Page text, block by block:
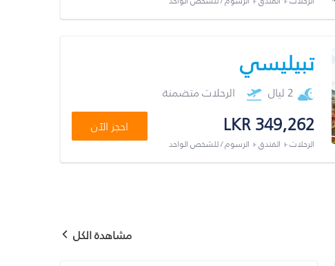
تبيليسي
2 ليال الرحلات متضمنة
LKR 349,262
الرحلات + الفندق + الرسوم / للشخص الواحد
احجز الآن
مشاهدة الكل